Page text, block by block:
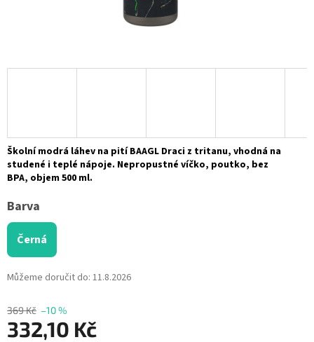
369 Kč –10 %
332,10 Kč
Barva
Černá
Můžeme doručit do: 11.8.2026
Školní modrá láhev na pití BAAGL Draci z tritanu, vhodná na
studené i teplé nápoje. Nepropustné víčko, poutko, bez
BPA, objem 500 ml.